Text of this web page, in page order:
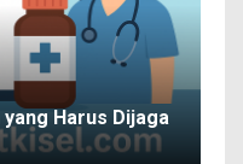
Harus Dijaga